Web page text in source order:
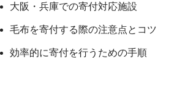
大阪・兵庫での寄付対応施設
毛布を寄付する際の注意点とコツ
効率的に寄付を行うための手順